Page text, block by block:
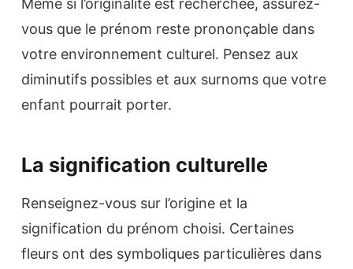
vous que le prénom reste prononçable dans
votre environnement culturel. Pensez aux
diminutifs possibles et aux surnoms que votre
enfant pourrait porter.
La signification culturelle
Renseignez-vous sur l’origine et la
signification du prénom choisi. Certaines
fleurs ont des symboliques particulières dans